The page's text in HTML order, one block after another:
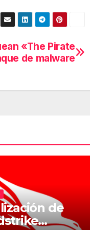
«The Pirate
de malware
de